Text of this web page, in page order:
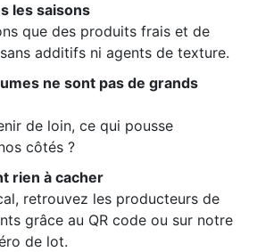
les saisons
que des produits frais et de
additifs ni agents de texture.
ne sont pas de grands
de loin, ce qui pousse
côtés ?
rien à cacher
retrouvez les producteurs de
grâce au QR code ou sur notre
de lot.